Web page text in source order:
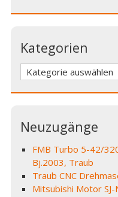
Kategorien
Kategorien
Neuzugänge
FMB Turbo 5-42/
Bj.2003, Traub
Traub CNC
Mitsubishi Motor